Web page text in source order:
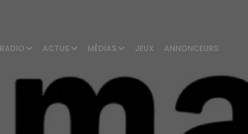
RADIO ACTUS MÉDIAS JEUX ANNONCEURS